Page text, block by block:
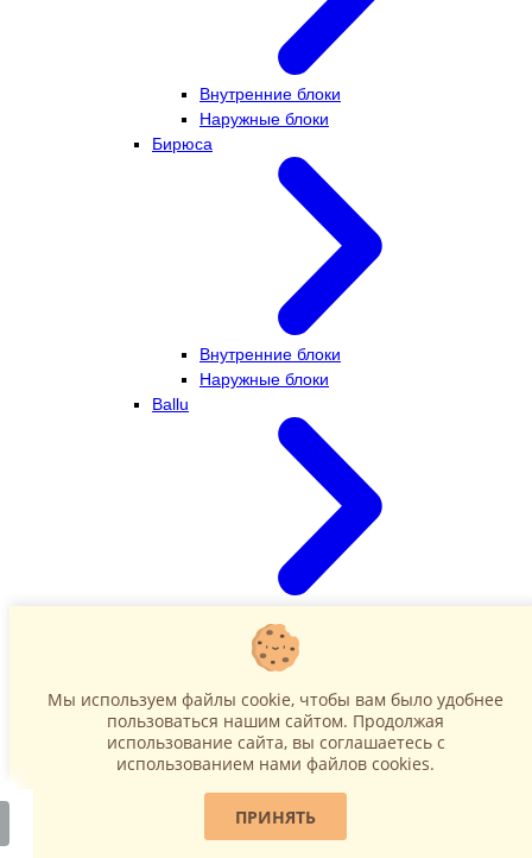
Внутренние блоки
Наружные блоки
Бирюса
Внутренние блоки
Наружные блоки
Ballu
Наружные блоки
Мы используем файлы cookie, чтобы вам было удобнее
пользоваться нашим сайтом. Продолжая
использование сайта, вы соглашаетесь c
использованием нами файлов cookies.
ПРИНЯТЬ